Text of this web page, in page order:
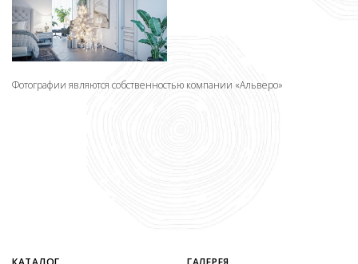
Фотографии являются собственностью компании «Альверо»